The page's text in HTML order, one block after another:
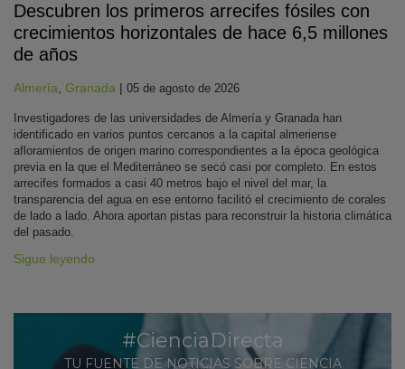
Descubren los primeros arrecifes fósiles con
crecimientos horizontales de hace 6,5 millones
de años
Almería, Granada | 05 de agosto de 2026
Investigadores de las universidades de Almería y Granada han
identificado en varios puntos cercanos a la capital almeriense
afloramientos de origen marino correspondientes a la época geológica
previa en la que el Mediterráneo se secó casi por completo. En estos
arrecifes formados a casi 40 metros bajo el nivel del mar, la
transparencia del agua en ese entorno facilitó el crecimiento de corales
de lado a lado. Ahora aportan pistas para reconstruir la historia climática
del pasado.
Sigue leyendo
#CienciaDirecta
TU FUENTE DE NOTICIAS SOBRE CIENCIA